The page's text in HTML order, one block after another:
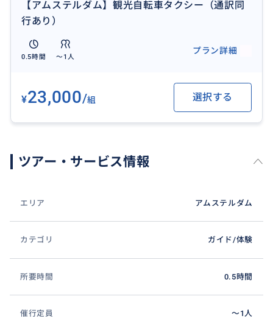
【アムステルダム】観光自転車タクシー（通訳同
行あり）
0.5時間 〜1人
プラン詳細
¥23,000/組 選択する
ツアー・サービス情報
エリア アムステルダム
カテゴリ ガイド/体験
所要時間 0.5時間
催行定員 〜1人